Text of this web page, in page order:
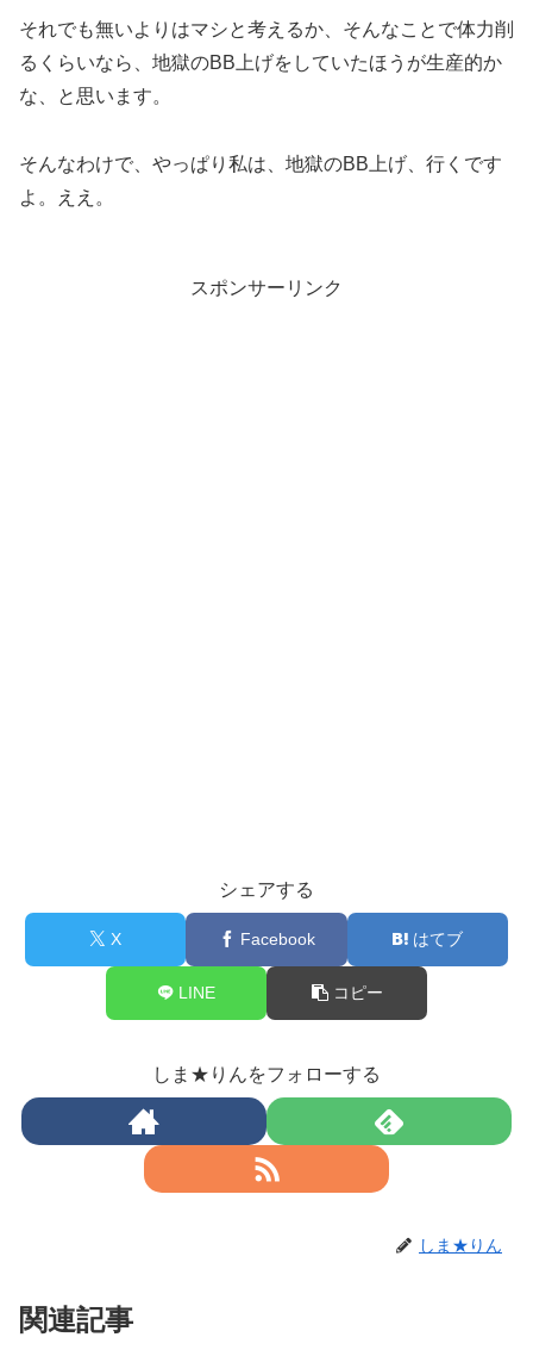
それでも無いよりはマシと考えるか、そんなことで体力削
るくらいなら、地獄のBB上げをしていたほうが生産的か
な、と思います。
そんなわけで、やっぱり私は、地獄のBB上げ、行くです
よ。ええ。
スポンサーリンク
シェアする
X Facebook はてブ
LINE コピー
しま★りんをフォローする
しま★りん
関連記事